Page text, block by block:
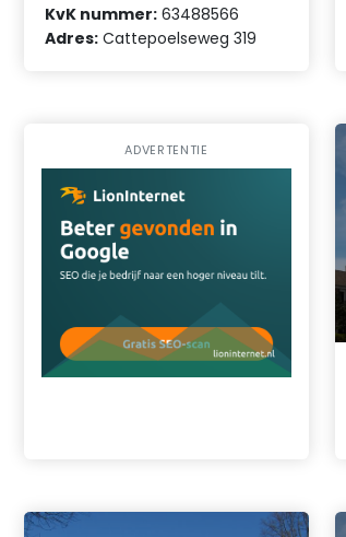
KvK nummer: 63488566
Adres: Cattepoelseweg 319
ADVERTENTIE